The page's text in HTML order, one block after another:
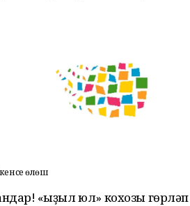
өлөш
«Ҡыҙыл юл» кохозы